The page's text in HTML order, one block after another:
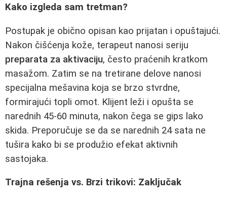
Kako izgleda sam tretman?
Postupak je obično opisan kao prijatan i opuštajući.
Nakon čišćenja kože, terapeut nanosi seriju
preparata za aktivaciju, često praćenih kratkom
masažom. Zatim se na tretirane delove nanosi
specijalna mešavina koja se brzo stvrdne,
formirajući topli omot. Klijent leži i opušta se
narednih 45-60 minuta, nakon čega se gips lako
skida. Preporučuje se da se narednih 24 sata ne
tušira kako bi se produžio efekat aktivnih
sastojaka.
Trajna rešenja vs. Brzi trikovi: Zaključak